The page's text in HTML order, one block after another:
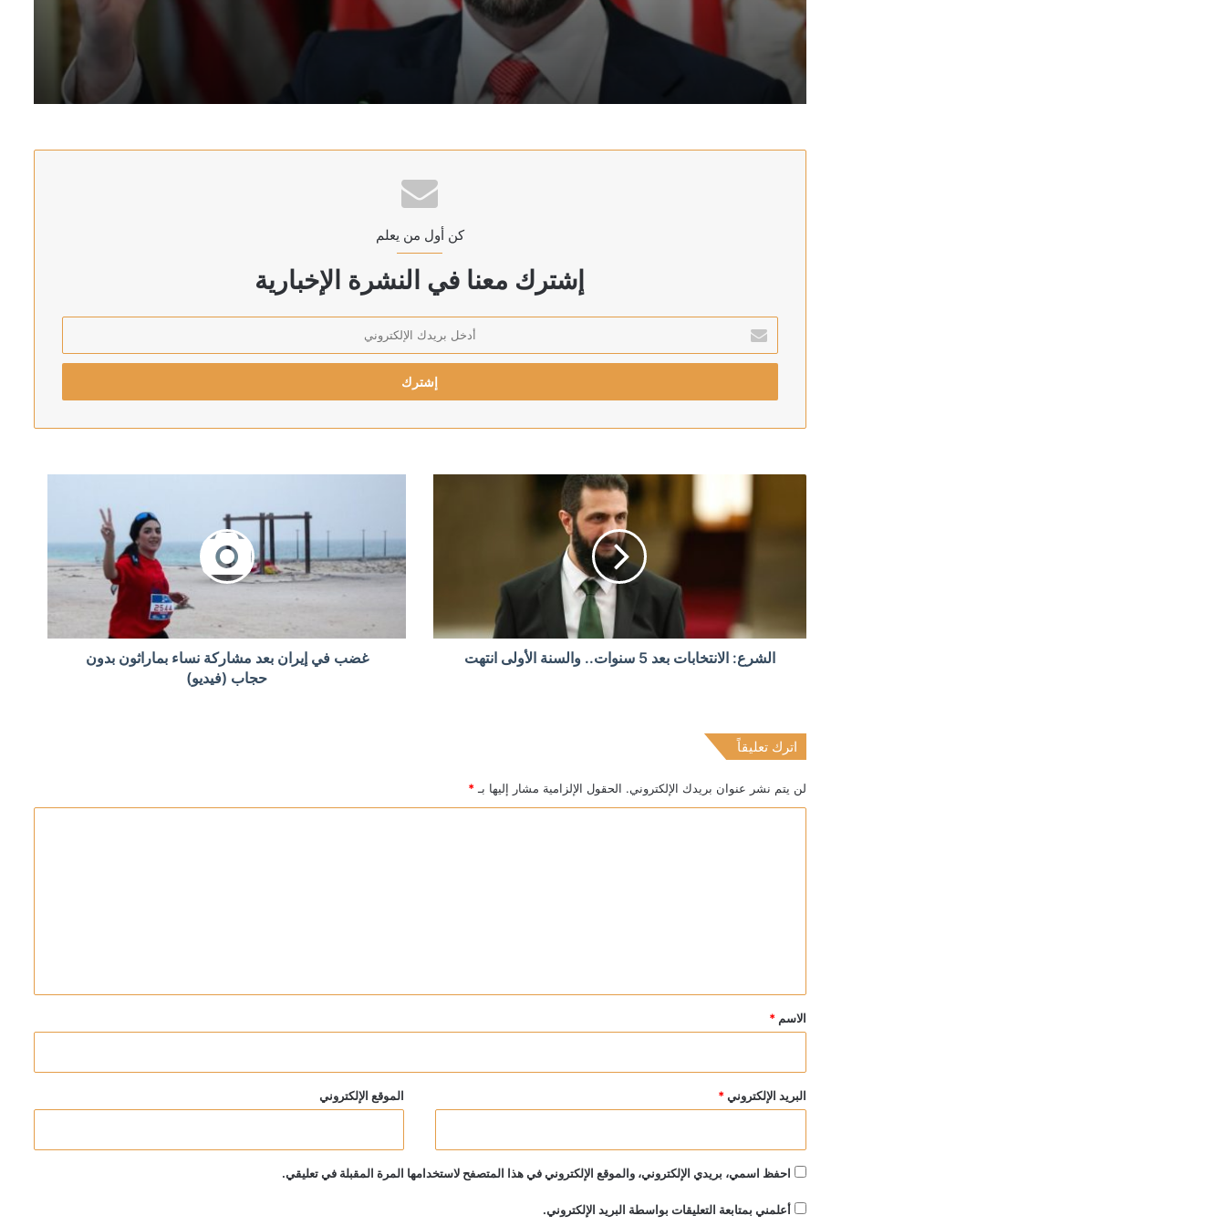
السباق البيت الأبيض.. رياح تدفع شراع فانس لكن الوقت مبكر على الحسم
تسريبات الكابينيت: إسرائيل لم توافق على خارطة طريق غزة وحماس وافقت على نزع السلاح لتقييد الهجمات
في رسالة بعد “اتفاق مكة المشترك”.. رضائي: الاتفاق الورقي مع تركيا وباكستان لن يجلب الأمن للسعودية
“اليونيسف”: مقتل 300 طفل في غزة خلال 300 يوم من وقف إطلاق النار
العراق: الحكومة ماضية في حصر السلاح بيد الدولة
منذ 16 ساعة
كن أول من يعلم
إشترك معنا في النشرة الإخبارية
بريدك
الإلكتروني
الشرع: الانتخابات بعد 5 سنوات.. والسنة الأولى انتهت
غضب في إيران بعد مشاركة نساء بماراثون بدون
حجاب (فيديو)
اترك تعليقاً
لن يتم نشر عنوان بريدك الإلكتروني. الحقول الإلزامية مشار إليها بـ *
*
الاسم *
البريد الإلكتروني * الموقع الإلكتروني
احفظ اسمي، بريدي الإلكتروني، والموقع الإلكتروني في هذا المتصفح لاستخدامها المرة المقبلة في تعليقي.
أعلمني بمتابعة التعليقات بواسطة البريد الإلكتروني.